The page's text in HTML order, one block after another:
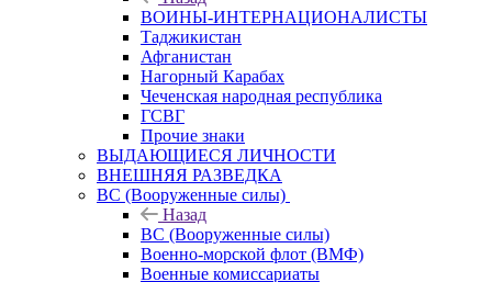
ВОИНЫ-ИНТЕРНАЦИОНАЛИСТЫ
Таджикистан
Афганистан
Нагорный Карабах
Чеченская народная республика
ГСВГ
Прочие знаки
ВЫДАЮЩИЕСЯ ЛИЧНОСТИ
ВНЕШНЯЯ РАЗВЕДКА
ВС (Вооруженные силы)
Назад
ВС (Вооруженные силы)
Военно-морской флот (ВМФ)
Военные комиссариаты